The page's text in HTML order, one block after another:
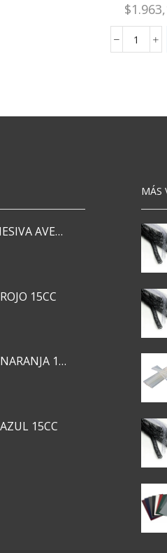
$
ETIQUETA AUTOADHESIVA AVERY 3026 30H 20 X 70
15CC
TINTA CHINA TRABI NARANJA 15CC
15CC
MÁS